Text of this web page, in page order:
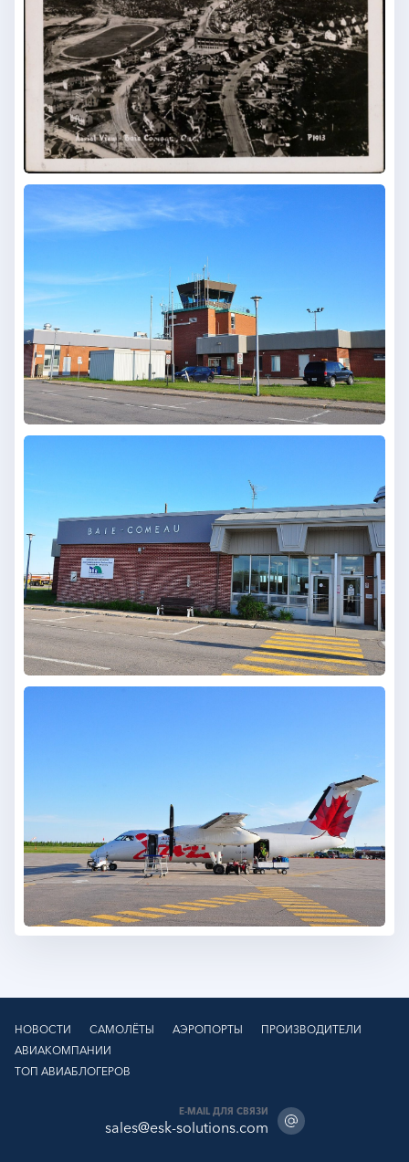
НОВОСТИ САМОЛЁТЫ АЭРОПОРТЫ
ПРОИЗВОДИТЕЛИ
АВИАКОМПАНИИ
ТОП АВИАБЛОГЕРОВ
E-MAIL ДЛЯ СВЯЗИ
sales@esk-solutions.com